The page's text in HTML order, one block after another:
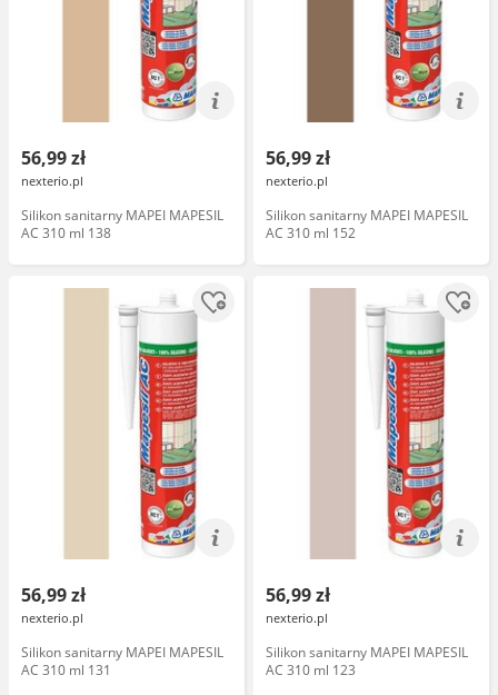
56,99 zł
nexterio.pl
Silikon sanitarny MAPEI MAPESIL
AC 310 ml 138
56,99 zł
nexterio.pl
Silikon sanitarny MAPEI MAPESIL
AC 310 ml 152
56,99 zł
nexterio.pl
Silikon sanitarny MAPEI MAPESIL
AC 310 ml 131
56,99 zł
nexterio.pl
Silikon sanitarny MAPEI MAPESIL
AC 310 ml 123